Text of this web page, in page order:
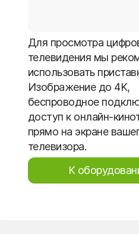
Для просмотра
телевидения мы
использовать
Изображение до 4K,
беспроводное
доступ к онлайн-
прямо на экране
телевизора.
К